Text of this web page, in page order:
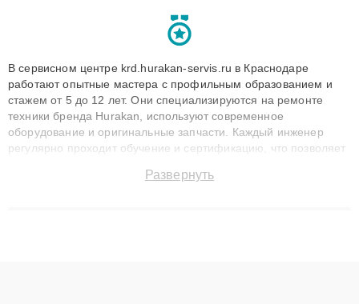
В сервисном центре krd.hurakan-servis.ru в Краснодаре
работают опытные мастера с профильным образованием и
стажем от 5 до 12 лет. Они специализируются на ремонте
техники бренда Hurakan, используют современное
оборудование и оригинальные запчасти. Каждый инженер
регулярно проходит обучение и сертификацию, что позволяет
технику с сохранением гарантии до 3 лет. Наши мастера
Развернуть